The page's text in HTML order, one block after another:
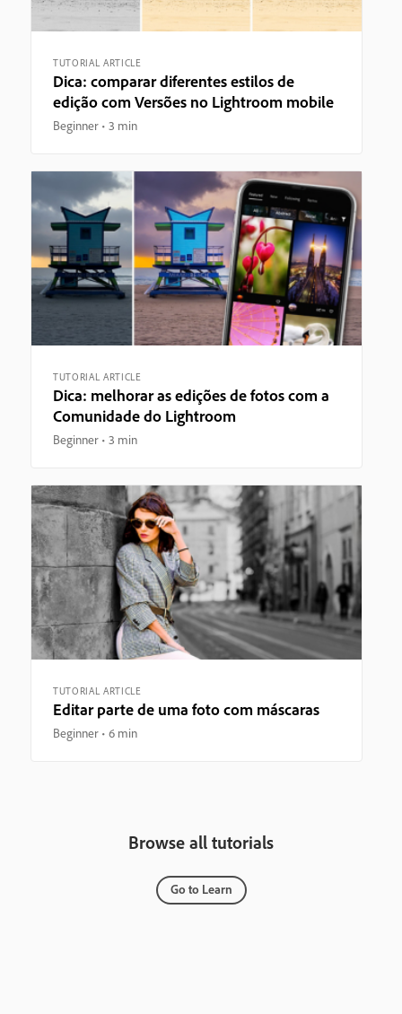
TUTORIAL ARTICLE
Dica: comparar diferentes estilos de
edição com Versões no Lightroom mobile
Beginner 3 min
TUTORIAL ARTICLE
Dica: melhorar as edições de fotos com a
Comunidade do Lightroom
Beginner 3 min
TUTORIAL ARTICLE
Editar parte de uma foto com máscaras
Beginner 6 min
Browse all tutorials
Go to Learn